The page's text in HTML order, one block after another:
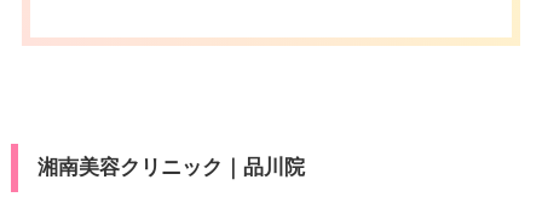
湘南美容クリニック｜品川院